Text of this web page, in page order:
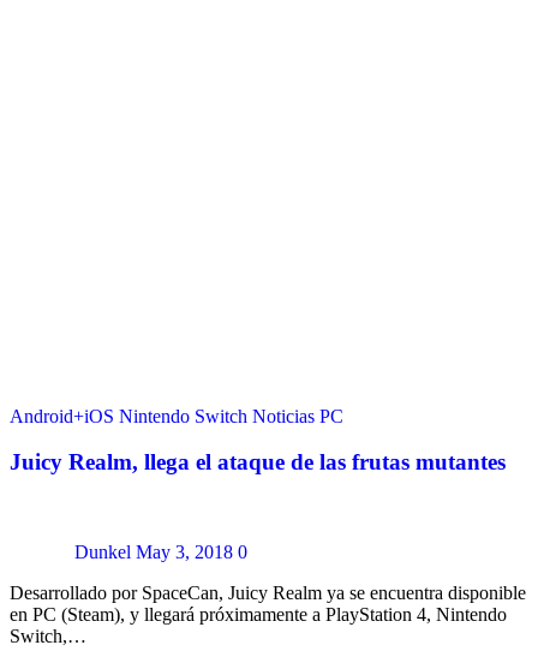
Android+iOS Nintendo Switch Noticias PC
Juicy Realm, llega el ataque de las frutas mutantes
Dunkel May 3, 2018 0
Desarrollado por SpaceCan, Juicy Realm ya se encuentra disponible
en PC (Steam), y llegará próximamente a PlayStation 4, Nintendo
Switch,…